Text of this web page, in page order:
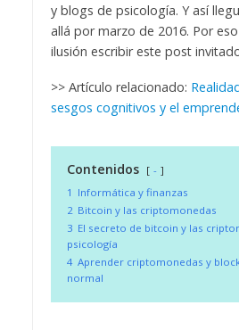
y blogs de psicología. Y así
allá por marzo de 2016. Por
ilusión escribir este post
>> Artículo relacionado:
sesgos cognitivos y el
Contenidos
-
1 Informática y finanzas
2 Bitcoin y las criptomonedas
3 El secreto de bitcoin y las
psicología
4 Aprender criptomonedas y
normal